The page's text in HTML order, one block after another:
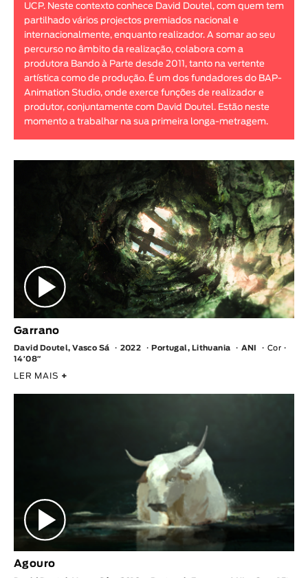
Animar
DURAÇÃO
< / >
GÉNERO
UCP. Neste contexto conhece David Doutel, com quem tem
partilhado vários projectos premiados nacional e
internacionalmente, enquanto realizador. A somar ao seu
percurso no âmbito da realização, colabora com a
produtora Bando à Parte desde 2011, tanto na vertente
artística como de produção. É um dos fundadores do BAP-
Animation Studio, onde exerce funções de realizador e
produtor, conjuntamente com David Doutel. Estão neste
momento a trabalhar na sua primeira longa-metragem.
Garrano
David Doutel, Vasco Sá 2022 Portugal, Lithuania ANI
Cor
14′08″
LER MAIS +
Agouro